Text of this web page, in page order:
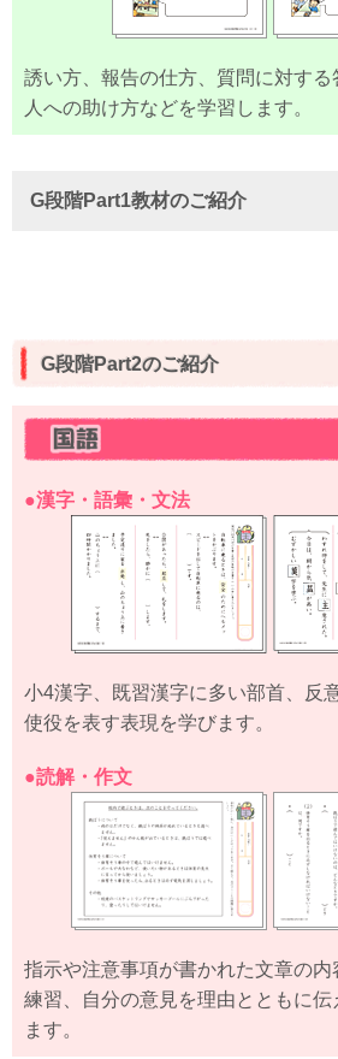
誘い方、報告の仕方、質問に対する
人への助け方などを学習します。
G段階Part1教材のご紹介
G段階Part2のご紹介
●漢字・語彙・文法
小4漢字、既習漢字に多い部首、反
使役を表す表現を学びます。
●読解・作文
指示や注意事項が書かれた文章の内
練習、自分の意見を理由とともに
ます。